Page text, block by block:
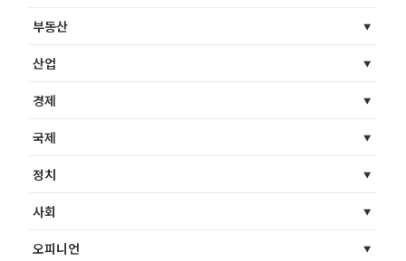
부동산
산업
경제
국제
정치
사회
오피니언